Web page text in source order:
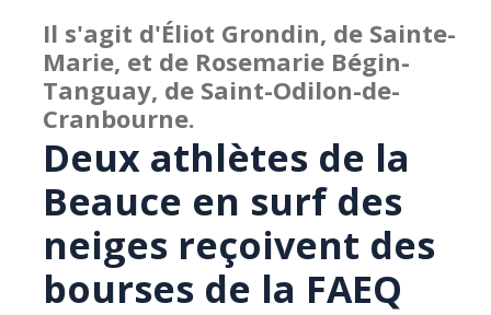
Il s'agit d'Éliot Grondin, de Sainte-
Marie, et de Rosemarie Bégin-
Tanguay, de Saint-Odilon-de-
Cranbourne.
Deux athlètes de la
Beauce en surf des
neiges reçoivent des
bourses de la FAEQ